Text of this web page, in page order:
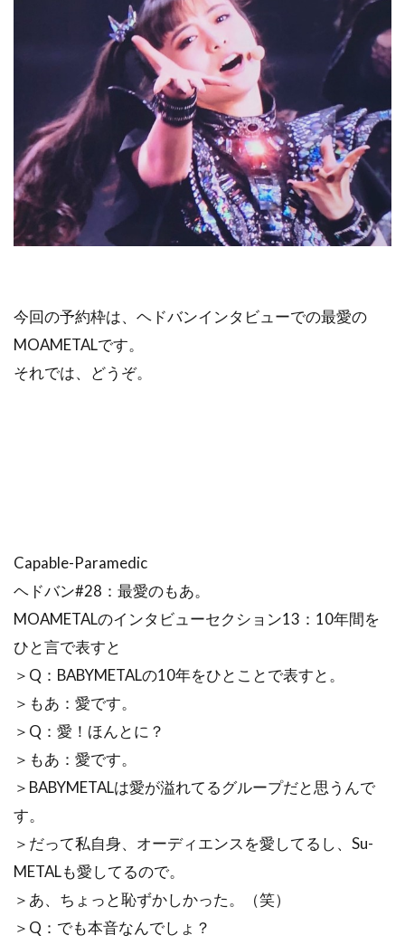
今回の予約枠は、ヘドバンインタビューでの最愛の
MOAMETALです。
それでは、どうぞ。
Capable-Paramedic
ヘドバン#28：最愛のもあ。
MOAMETALのインタビューセクション13：10年間を
ひと言で表すと
＞Q：BABYMETALの10年をひとことで表すと。
＞もあ：愛です。
＞Q：愛！ほんとに？
＞もあ：愛です。
＞BABYMETALは愛が溢れてるグループだと思うんで
す。
＞だって私自身、オーディエンスを愛してるし、Su-
METALも愛してるので。
＞あ、ちょっと恥ずかしかった。（笑）
＞Q：でも本音なんでしょ？